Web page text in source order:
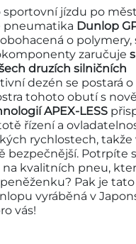
sportovní jízdu po
pneumatika Dunlop
o polymery,
zaručuje
druzích silničních
dezén se postará
tohoto obutí s nově
APEX-LESS
řízení a
rychlostech, takže
bezpečnější. Potrpíte
na kvalitních pneu,
Pak je tato
vyráběná v
vás!